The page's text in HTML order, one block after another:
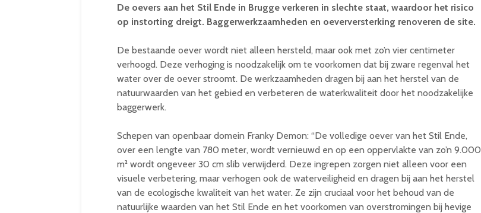
De oevers aan het Stil Ende in Brugge verkeren in slechte staat, waardoor het risico
op instorting dreigt. Baggerwerkzaamheden en oeverversterking renoveren de site.
De bestaande oever wordt niet alleen hersteld, maar ook met zo’n vier centimeter
verhoogd. Deze verhoging is noodzakelijk om te voorkomen dat bij zware regenval het
water over de oever stroomt. De werkzaamheden dragen bij aan het herstel van de
natuurwaarden van het gebied en verbeteren de waterkwaliteit door het noodzakelijke
baggerwerk.
Schepen van openbaar domein Franky Demon: “De volledige oever van het Stil Ende,
over een lengte van 780 meter, wordt vernieuwd en op een oppervlakte van zo’n 9.000
m² wordt ongeveer 30 cm slib verwijderd. Deze ingrepen zorgen niet alleen voor een
visuele verbetering, maar verhogen ook de waterveiligheid en dragen bij aan het herstel
van de ecologische kwaliteit van het water. Ze zijn cruciaal voor het behoud van de
natuurlijke waarden van het Stil Ende en het voorkomen van overstromingen bij hevige